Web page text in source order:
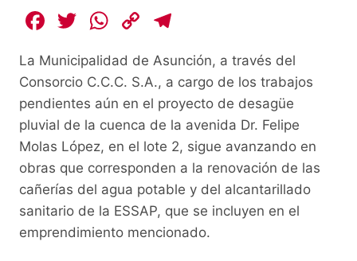
F
c
e
b
o
o
k
T
itt
er
W
at
s
A
p
p
C
p
y
Li
n
k
e
gr
a
m
La Municipalidad de Asunción, a través del
Consorcio C.C.C. S.A., a cargo de los trabajos
pendientes aún en el proyecto de desagüe
pluvial de la cuenca de la avenida Dr. Felipe
Molas López, en el lote 2, sigue avanzando en
obras que corresponden a la renovación de las
cañerías del agua potable y del alcantarillado
sanitario de la ESSAP, que se incluyen en el
emprendimiento mencionado.